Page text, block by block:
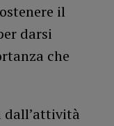
il
darsi
che
dall’attività